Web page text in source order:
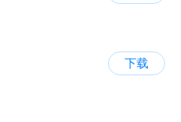
下载